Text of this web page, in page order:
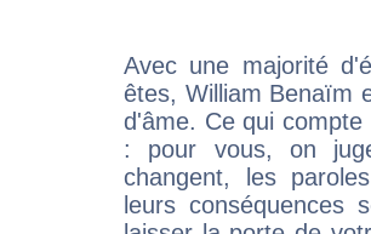
Avec une majorité
êtes, William Benaïm
d'âme. Ce qui
: pour vous, on
changent, les
leurs conséquences